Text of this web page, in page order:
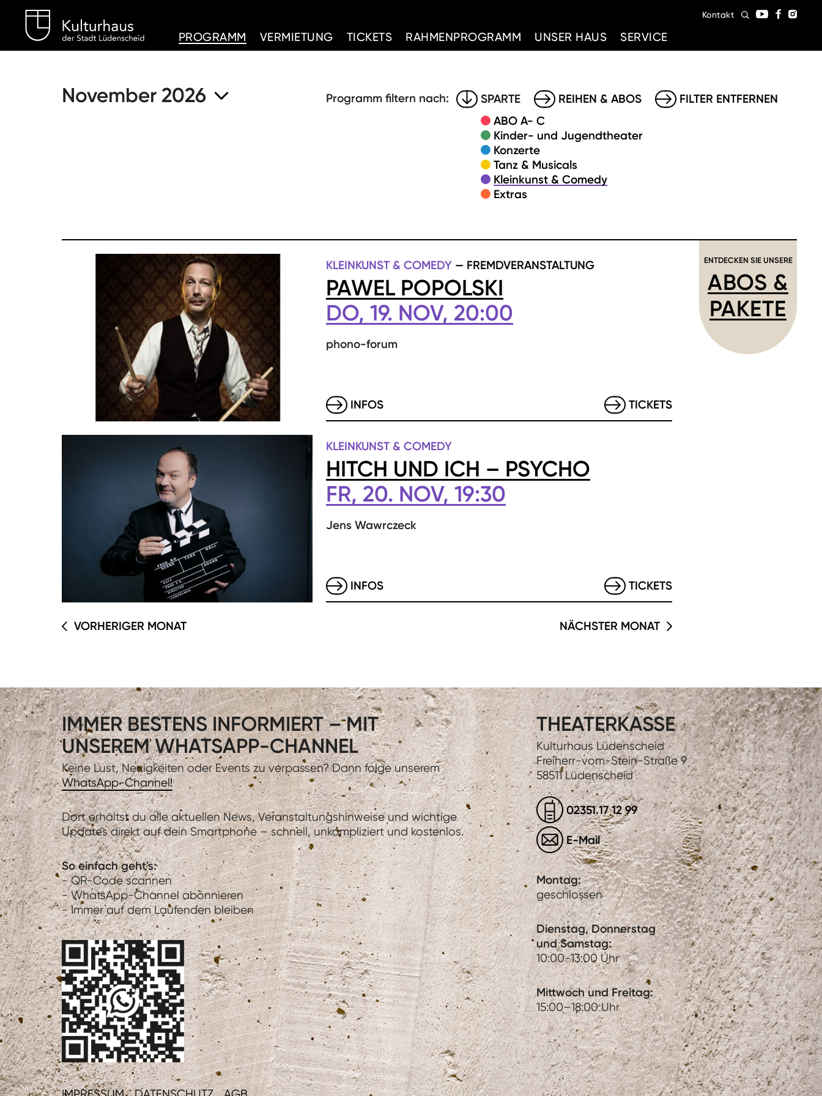
PROGRAMM
VERMIETUNG TICKETS RAHMENPROGRAMM UNSER HAUS SERVICE
Kontakt
November 2026 Programm filtern nach:
SPARTE
ABO A- C
Kinder- und Jugendtheater
Konzerte
Tanz & Musicals
Kleinkunst & Comedy
Extras
REIHEN & ABOS FILTER ENTFERNEN
KLEINKUNST & COMEDY — FREMDVERANSTALTUNG
PAWEL POPOLSKI
DO, 19. NOV, 20:00
phono-forum
INFOS TICKETS
KLEINKUNST & COMEDY
HITCH UND ICH – PSYCHO
FR, 20. NOV, 19:30
Jens Wawrczeck
INFOS TICKETS
ENTDECKEN SIE UNSERE
ABOS &
PAKETE
VORHERIGER MONAT NÄCHSTER MONAT
IMMER BESTENS INFORMIERT – MIT
UNSEREM WHATSAPP-CHANNEL
Keine Lust, Neuigkeiten oder Events zu verpassen? Dann folge unserem
WhatsApp-Channel!
Dort erhältst du alle aktuellen News, Veranstaltungshinweise und wichtige
Updates direkt auf dein Smartphone – schnell, unkompliziert und kostenlos.
So einfach geht's:
- QR-Code scannen
- WhatsApp-Channel abonnieren
- Immer auf dem Laufenden bleiben
THEATERKASSE
Kulturhaus Lüdenscheid
Freiherr-vom-Stein-Straße 9
58511 Lüdenscheid
02351.17 12 99
E-Mail
Montag:
geschlossen
Dienstag, Donnerstag
und Samstag:
10:00-13:00 Uhr
Mittwoch und Freitag:
15:00–18:00 Uhr